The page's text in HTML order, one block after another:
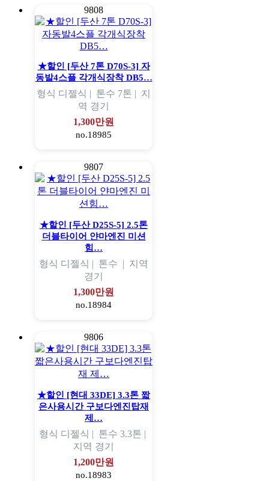
9808
★할인 [두산 7톤 D70S-3] 자
동발4스플 각개식장착 DB5…
형식 디젤식 | 톤수 7톤 | 지
역 경기
1,300만원
no.18985
9807
★할인 [두산 D25S-5] 2.5톤
더블타이어 얀마엔진 미션
힘…
형식 디젤식 | 톤수 | 지역
경기
1,300만원
no.18984
9806
★할인 [현대 33DE] 3.3톤 짧
은사용시간 구보다엔진탑재
제…
형식 디젤식 | 톤수 3.3톤 |
지역 경기
1,200만원
no.18983